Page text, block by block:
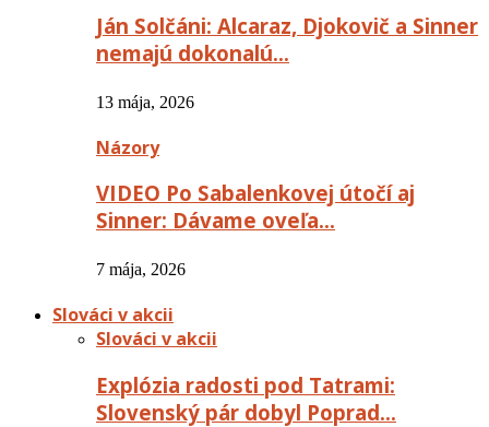
Ján Solčáni: Alcaraz, Djokovič a Sinner
nemajú dokonalú…
13 mája, 2026
Názory
VIDEO Po Sabalenkovej útočí aj
Sinner: Dávame oveľa…
7 mája, 2026
Slováci v akcii
Slováci v akcii
Explózia radosti pod Tatrami:
Slovenský pár dobyl Poprad…